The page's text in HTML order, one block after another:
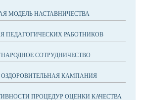
МОДЕЛЬ НАСТАВНИЧЕСТВА
ПЕДАГОГИЧЕСКИХ РАБОТНИКОВ
СОТРУДНИЧЕСТВО
ОЗДОРОВИТЕЛЬНАЯ КАМПАНИЯ
ПРОЦЕДУР ОЦЕНКИ КАЧЕСТВА